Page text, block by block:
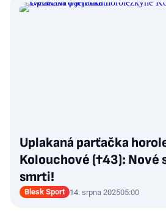
Uplakaná parťačka
Kolouchové (†43):
smrti!
Blesk Sport 14. srpna 202505:00